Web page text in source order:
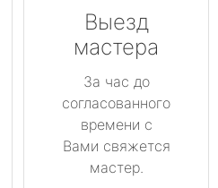
Выезд
мастера
За час до
согласованного
времени с
Вами свяжется
мастер.